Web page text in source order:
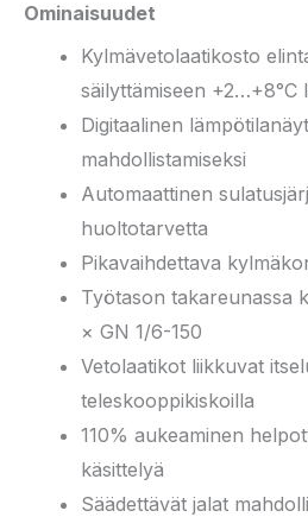
Ominaisuudet
Kylmävetolaatikosto
säilyttämiseen +2…+8°C
Digitaalinen
mahdollistamiseksi
Automaattinen
huoltotarvetta
Pikavaihdettava
Työtason takareunassa
× GN 1/6-150
Vetolaatikot liikkuvat
teleskooppikiskoilla
110% aukeaminen
käsittelyä
Säädettävät jalat